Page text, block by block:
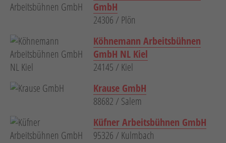
GmbH
24306 / Plön
Köhnemann Arbeitsbühnen
GmbH NL Kiel
24145 / Kiel
Krause GmbH
88682 / Salem
Küfner Arbeitsbühnen GmbH
95326 / Kulmbach